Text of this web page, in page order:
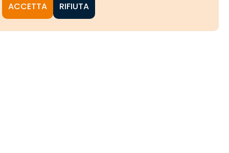
ACCETTA RIFIUTA